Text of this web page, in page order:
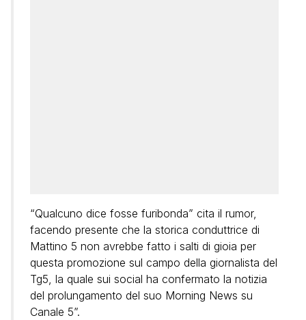
“Qualcuno dice fosse furibonda” cita il rumor,
facendo presente che la storica conduttrice di
Mattino 5 non avrebbe fatto i salti di gioia per
questa promozione sul campo della giornalista del
Tg5, la quale sui social ha confermato la notizia
del prolungamento del suo Morning News su
Canale 5”.